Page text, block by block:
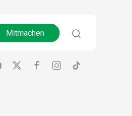
Mitmachen